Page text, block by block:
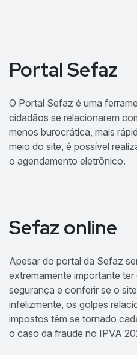
Portal Sefaz
O Portal Sefaz é uma
cidadãos se relacionarem
menos burocrática, mais
meio do site, é possível
o agendamento eletrônico.
Sefaz online
Apesar do portal da Sefaz
extremamente importante
segurança e conferir se o
infelizmente, os golpes
impostos têm se tornado
o caso da fraude no IPVA